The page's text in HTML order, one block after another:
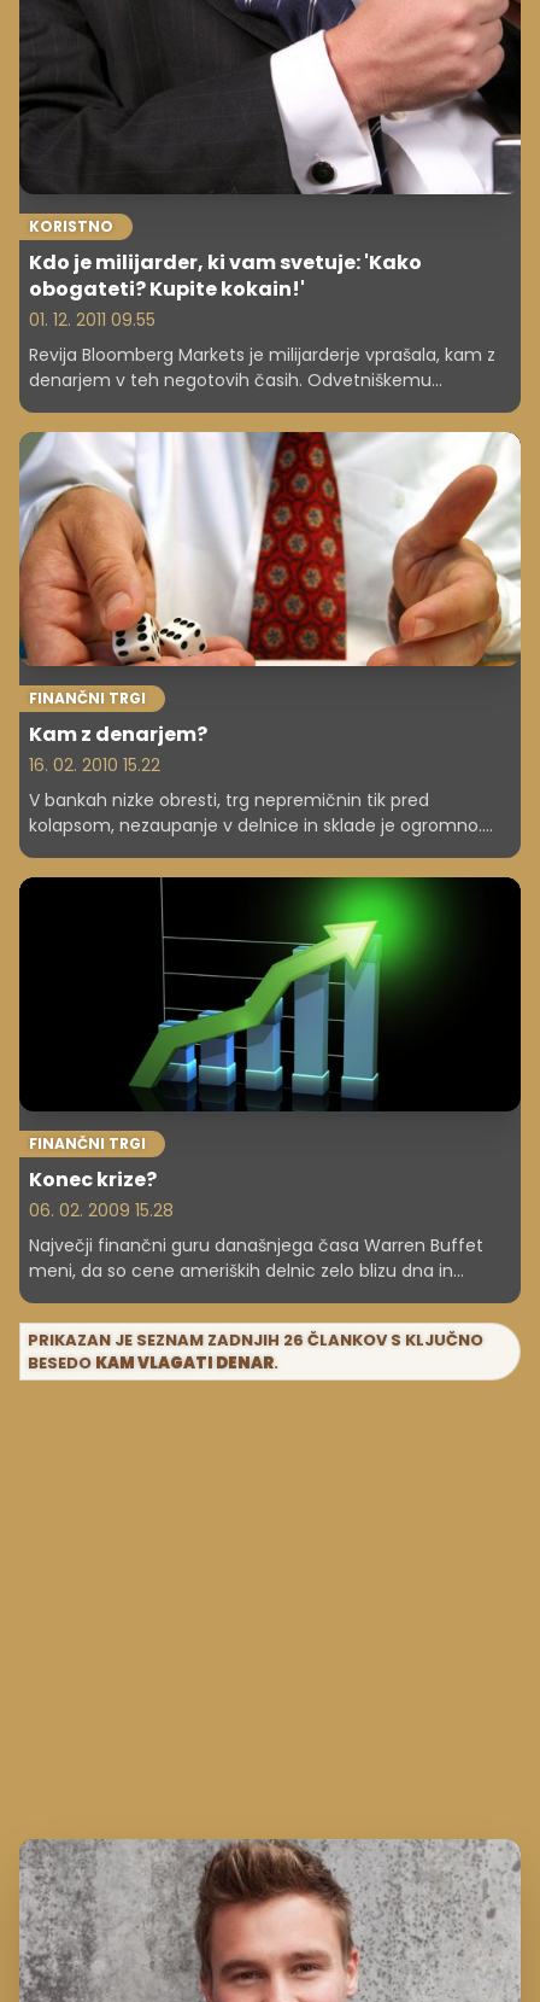
KORISTNO
Kdo je milijarder, ki vam svetuje: 'Kako
obogateti? Kupite kokain!'
01. 12. 2011 09.55
Revija Bloomberg Markets je milijarderje vprašala, kam z
denarjem v teh negotovih časih. Odvetniškemu
milijarderju Jimu Jamailu se na primer zdi bolj varno
vlagati v kokain kot pa v finančne trge.
FINANČNI TRGI
Kam z denarjem?
16. 02. 2010 15.22
V bankah nizke obresti, trg nepremičnin tik pred
kolapsom, nezaupanje v delnice in sklade je ogromno.
Kam torej s privarčevanim denarjem?
FINANČNI TRGI
Konec krize?
06. 02. 2009 15.28
Največji finančni guru današnjega časa Warren Buffet
meni, da so cene ameriških delnic zelo blizu dna in
primerne za nakup. Pomeni to konec krize?
PRIKAZAN JE SEZNAM ZADNJIH 26 ČLANKOV S KLJUČNO
BESEDO KAM VLAGATI DENAR.